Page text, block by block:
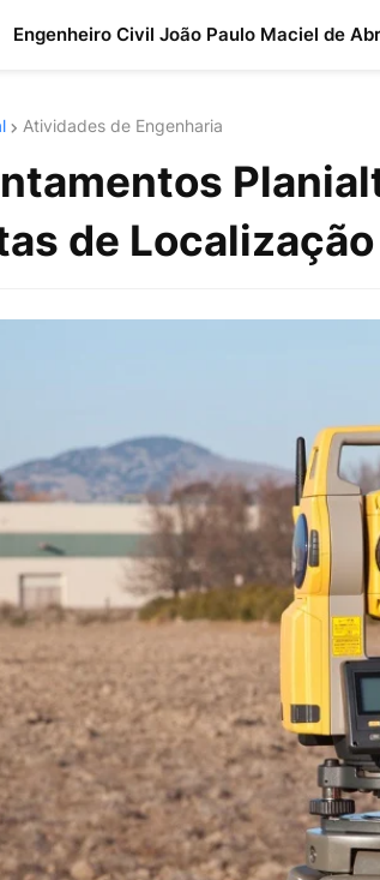
Engenheiro Civil João Paulo Maciel de
Atividades de Engenharia
de Localização